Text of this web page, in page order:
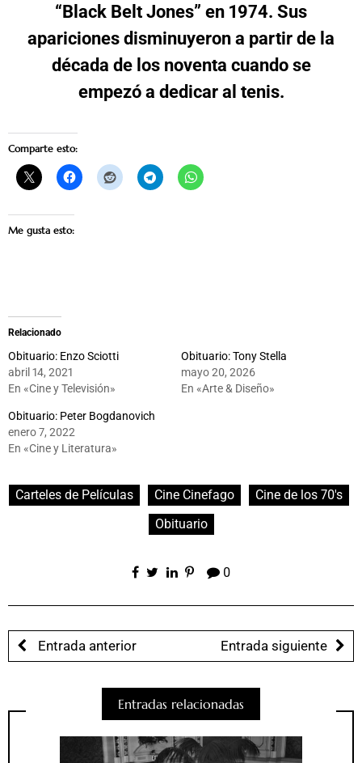
“Black Belt Jones” en 1974. Sus
apariciones disminuyeron a partir de la
década de los noventa cuando se
empezó a dedicar al tenis.
Comparte esto:
Me gusta esto:
Relacionado
Obituario: Enzo Sciotti
abril 14, 2021
En «Cine y Televisión»
Obituario: Tony Stella
mayo 20, 2026
En «Arte & Diseño»
Obituario: Peter Bogdanovich
enero 7, 2022
En «Cine y Literatura»
Carteles de Películas Cine Cinefago
Cine de los 70's
Obituario
0
Entrada anterior Entrada siguiente
Entradas relacionadas